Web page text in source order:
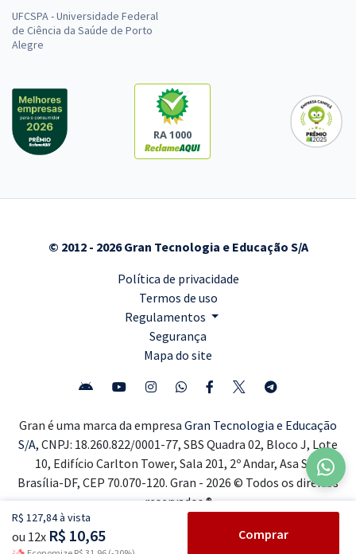
R$ 127,84 à vista
ou 12x R$ 10,65 Comprar
UFCSPA - Universidade Federal
de Ciência da Saúde de Porto
Alegre
RA 1000
© 2012 - 2026 Gran Tecnologia e Educação S/A
Política de privacidade
Termos de uso
Regulamentos
Segurança
Mapa do site
Gran é uma marca da empresa Gran Tecnologia e Educação
S/A, CNPJ: 18.260.822/0001-77, SBS Quadra 02, Bloco J, Lote
10, Edifício Carlton Tower, Sala 201, 2º Andar, Asa Sul,
Brasília-DF, CEP 70.070-120. Gran - 2026 © Todos os direitos
reservados ®